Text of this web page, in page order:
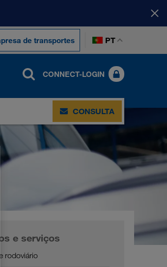
de transportes PT
CONNECT-LOGIN
CONSULTA
e serviços
rodoviário